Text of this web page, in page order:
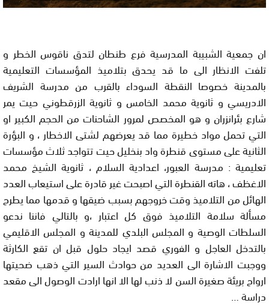
ان جمعية الشبيبة المدرسية فرع طنطان لتدق ناقوس الخطر و
تلفت الانظار الى ما قد يحدق بتلاميذ المؤسسات التعليمية
بالمدينة خصوصا النقطة السوداء بالقرب من مدرسة الشريف
الادريسي و ثانوية محمد الخامس و ثانوية الزرقطوني حيت يمر
شارع بئرانزران و هو المخصص لمرور الشاحنات من الحجم الكبير او
التي تحمل مواد خطيرة مما قد يعرضهم لشتى الاخطار ، و البؤرة
الثانية على مستوى قنطرة واد بنخليل حيت تتواجد ثلاث مؤسسات
تعليمية : مدرسة العبور، اعدادية السلام ، ثانوية الشيخ محمد
الاغظف ، هاته القنطرة التي اصبحت غير قادرة على استيعاب العدد
الهائل من التلاميذ وقت خروجهم بسبب ضيقها و قدمها مما يطرح
مسألة سلامة التلاميذ فوق كل اعتبار ،و بالتالي فاننا ندعو
السلطات الوصية و المجلس البلدي للمدينة و المجلس الاقليمي
بالتدخل العاجل و الفوري قصد ايجاد حلول قبل ان تقع الكارثة
ووجبت الاشارة الى العديد من حوادث السير التي ذهب ضحيتها
ارواح بريئة صغيرة السن لا ذنب لها الا انها ارادت الوصول الى مقعد
دراسة …